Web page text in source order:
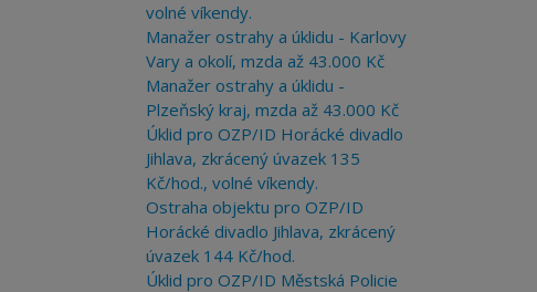
volné víkendy.
Manažer ostrahy a úklidu - Karlovy
Vary a okolí, mzda až 43.000 Kč
Manažer ostrahy a úklidu -
Plzeňský kraj, mzda až 43.000 Kč
Úklid pro OZP/ID Horácké divadlo
Jihlava, zkrácený úvazek 135
Kč/hod., volné víkendy.
Ostraha objektu pro OZP/ID
Horácké divadlo Jihlava, zkrácený
úvazek 144 Kč/hod.
Úklid pro OZP/ID Městská Policie